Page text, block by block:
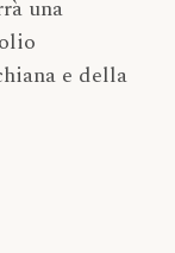
una
e della